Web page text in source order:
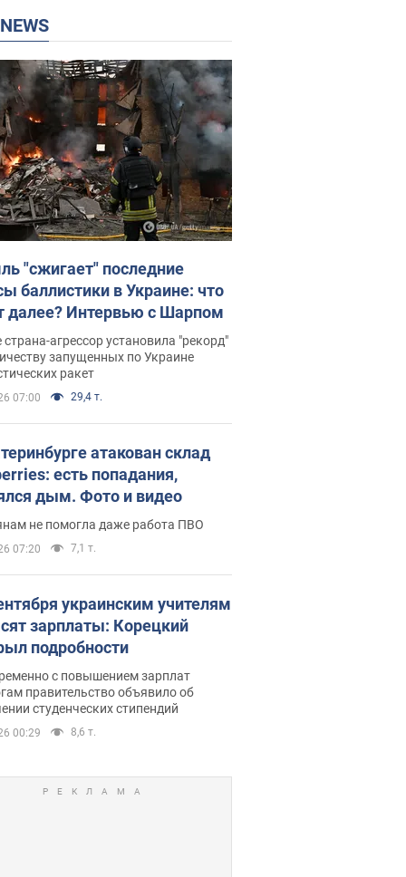
NEWS
"сжигает" последние
баллистики в Украине: что
далее? Интервью с Шарпом
агрессор установила "рекорд"
запущенных по Украине
ракет
07:00 29,4 т.
атакован склад
есть попадания,
дым. Фото и видео
не помогла даже работа ПВО
07:20 7,1 т.
украинским учителям
зарплаты: Корецкий
подробности
с повышением зарплат
правительство объявило об
студенческих стипендий
00:29 8,6 т.